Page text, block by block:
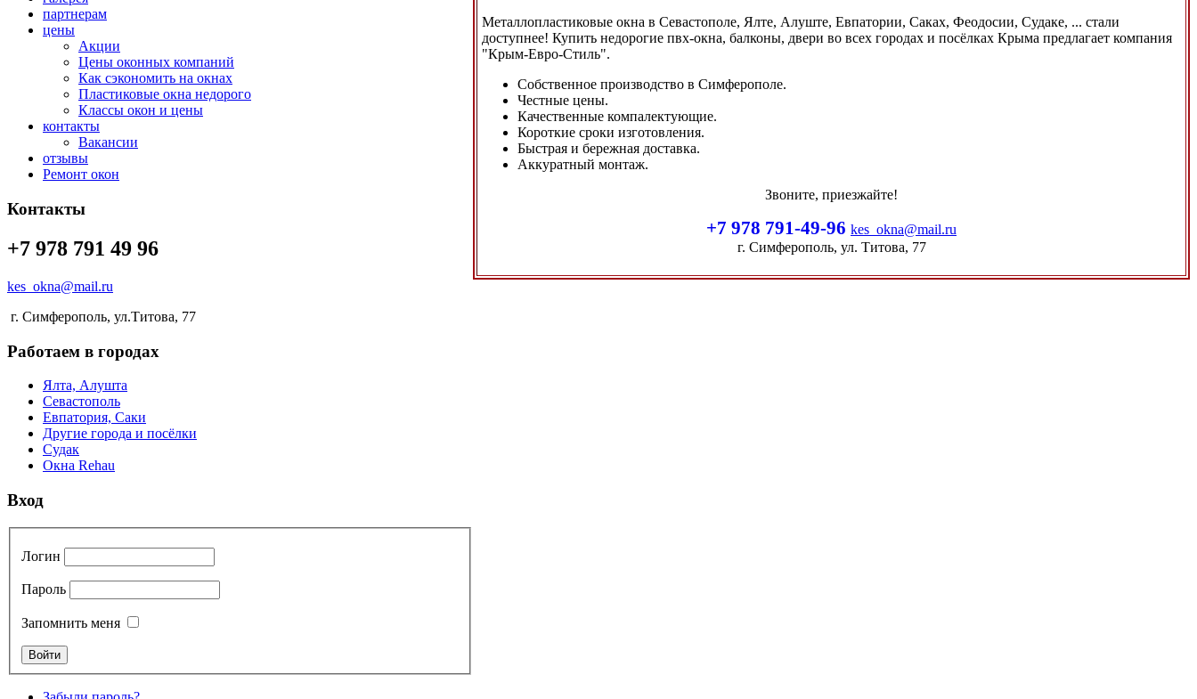
партнерам
цены
Акции
Цены оконных компаний
Как сэкономить на окнах
Пластиковые окна недорого
Классы окон и цены
контакты
Вакансии
отзывы
Ремонт окон
Контакты
+7 978 791 49 96
kes_okna@mail.ru
г. Симферополь, ул.Титова, 77
Работаем в городах
Ялта, Алушта
Севастополь
Евпатория, Саки
Другие города и посёлки
Судак
Окна Rehau
Вход
Логин
Пароль
Запомнить меня
Металлопластиковые окна в Севастополе, Ялте, Алуште, Евпатории, Саках, Феодосии, Судаке, ... стали
доступнее! Купить недорогие пвх-окна, балконы, двери во всех городах и посёлках Крыма предлагает компания
"Крым-Евро-Стиль".
Собственное производство в Симферополе.
Честные цены.
Качественные компалектующие.
Короткие сроки изготовления.
Быстрая и бережная доставка.
Аккуратный монтаж.
Звоните, приезжайте!
+7 978 791-49-96 kes_okna@mail.ru
г. Симферополь, ул. Титова, 77